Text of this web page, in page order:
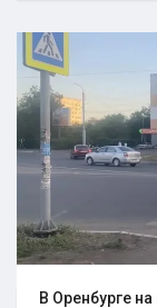
В Оренбурге